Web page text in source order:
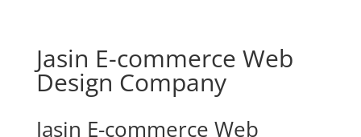
Jasin E-commerce Web
Design Company
Jasin E-commerce Web